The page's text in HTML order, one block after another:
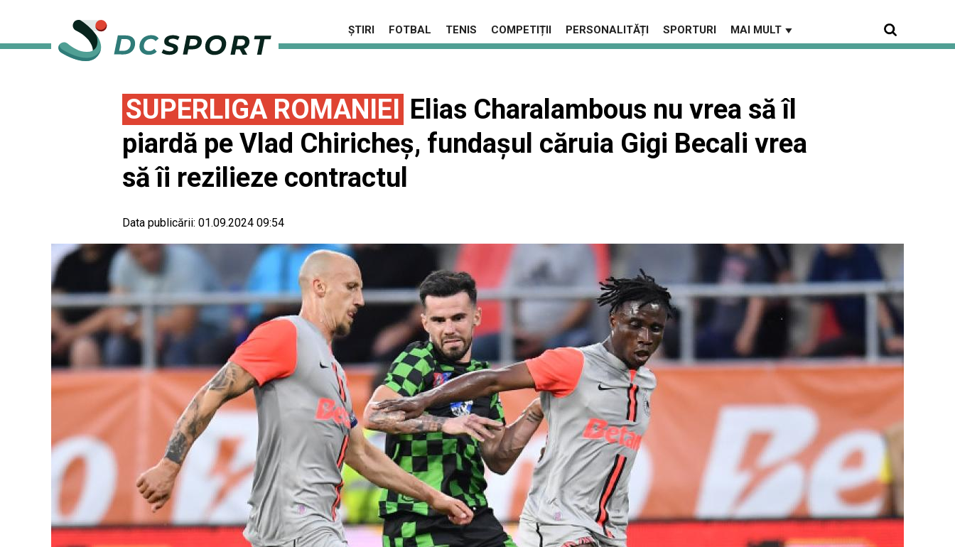
ȘTIRI FOTBAL TENIS COMPETIȚII PERSONALITĂȚI SPORTURI MAI MULT ▼
SUPERLIGA ROMANIEI Elias Charalambous nu vrea să îl
piardă pe Vlad Chiricheş, fundaşul căruia Gigi Becali vrea
să îi rezilieze contractul
Data publicării: 01.09.2024 09:54